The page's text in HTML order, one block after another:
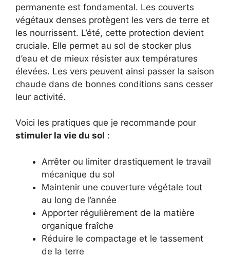
permanente est fondamental. Les couverts
végétaux denses protègent les vers de terre et
les nourrissent. L’été, cette protection devient
cruciale. Elle permet au sol de stocker plus
d’eau et de mieux résister aux températures
élevées. Les vers peuvent ainsi passer la saison
chaude dans de bonnes conditions sans cesser
leur activité.
Voici les pratiques que je recommande pour
stimuler la vie du sol :
Arrêter ou limiter drastiquement le travail
mécanique du sol
Maintenir une couverture végétale tout
au long de l’année
Apporter régulièrement de la matière
organique fraîche
Réduire le compactage et le tassement
de la terre